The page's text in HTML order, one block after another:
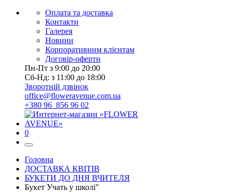
Оплата та доставка
Контакти
Галерея
Новини
Корпоративним клієнтам
Договір-оферти
Пн-Пт з 9:00 до 20:00
Сб-Нд: з 11:00 до 18:00
Зворотній дзвінок
office@floweravenue.com.ua
+380 96 856 96 02
0
Головна
ДОСТАВКА КВІТІВ
БУКЕТИ ДО ДНЯ ВЧИТЕЛЯ
Букет Учать у школі"